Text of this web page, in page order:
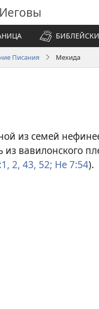
Писания Мехида
из семей
из вавилонского
2, 43, 52; Не 7:54).